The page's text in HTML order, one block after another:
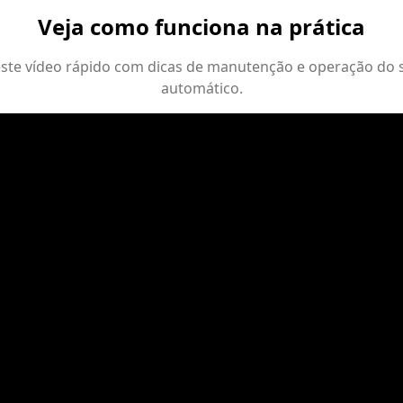
Veja como funciona na prática
vídeo rápido com dicas de manutenção e operação do
automático.